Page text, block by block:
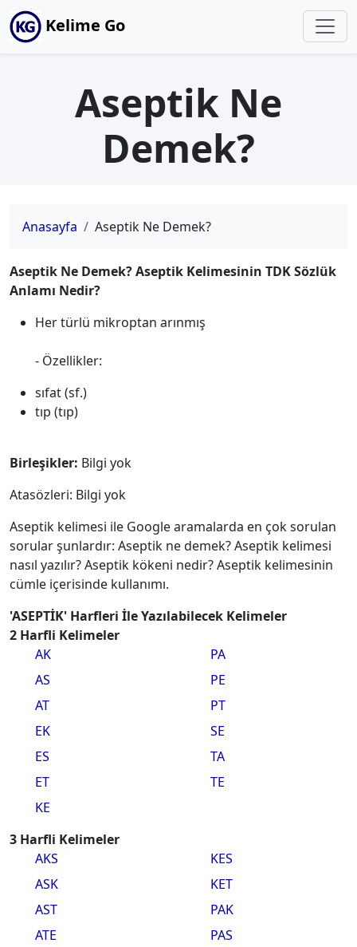
Kelime Go
Aseptik Ne
Demek?
Anasayfa Aseptik Ne Demek?
Aseptik Ne Demek? Aseptik Kelimesinin TDK Sözlük
Anlamı Nedir?
Her türlü mikroptan arınmış
- Özellikler:
sıfat (sf.)
tıp (tıp)
Birleşikler: Bilgi yok
Atasözleri: Bilgi yok
Aseptik kelimesi ile Google aramalarda en çok sorulan
sorular şunlardır: Aseptik ne demek? Aseptik kelimesi
nasıl yazılır? Aseptik kökeni nedir? Aseptik kelimesinin
cümle içerisinde kullanımı.
'ASEPTİK' Harfleri İle Yazılabilecek Kelimeler
2 Harfli Kelimeler
AK
AS
AT
EK
ES
ET
KE
PA
PE
PT
SE
TA
TE
3 Harfli Kelimeler
AKS
ASK
AST
ATE
KES
KET
PAK
PAS